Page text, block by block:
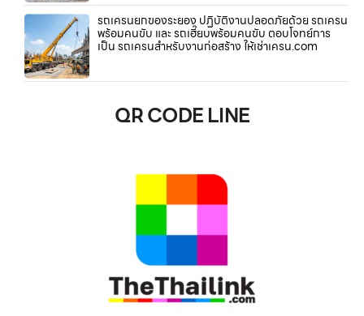
รถเครนยกของระยอง ปฏิบัติงานปลอดภัยด้วย รถเครน
พร้อมคนขับ และ รถเฮี๊ยบพร้อมคนขับ ตอบโจทย์การ
เป็น รถเครนสำหรับงานก่อสร้าง ให้เช่าเครน.com
QR CODE LINE